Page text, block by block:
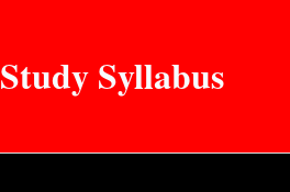
Study Syllabus